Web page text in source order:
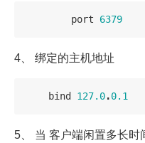
port 6379
4、 绑定的主机地址
bind 127.0.0.1
5、 当 客户端闲置多长时